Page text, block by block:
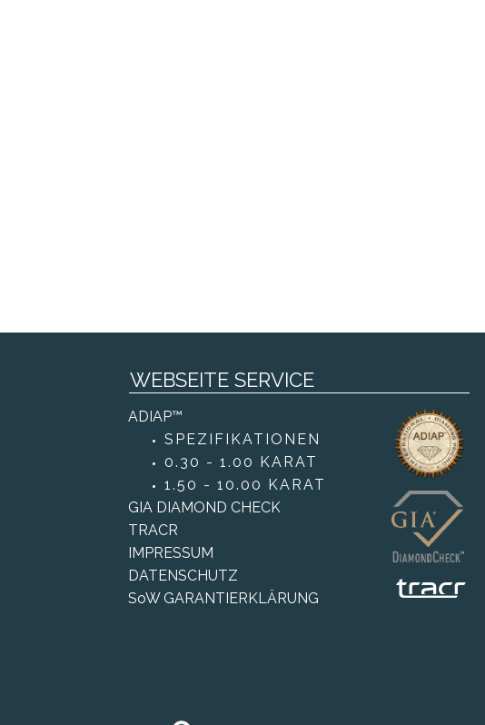
ADIAP™
SPEZIFIKATIONEN
0.30 - 1.00 KARAT
1.50 - 10.00 KARAT
GIA DIAMOND CHECK
TRACR
IMPRESSUM
DATENSCHUTZ
SoW GARANTIERKLÄRUNG
WEBSEITE SERVICE